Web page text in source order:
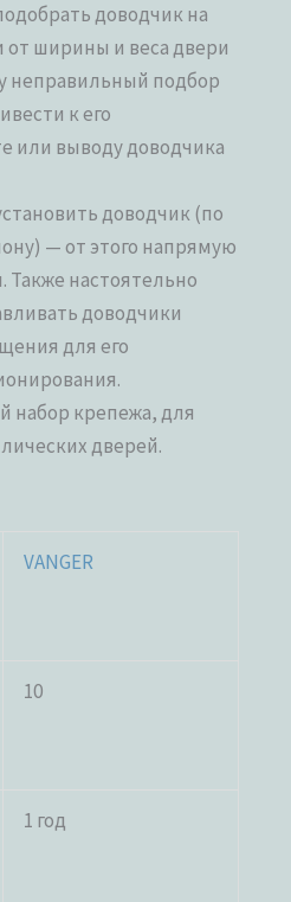
доводчик на
от ширины и веса двери
неправильный подбор
к его
или выводу доводчика
доводчик (по
— от этого напрямую
Также настоятельно
доводчики
для его
набор крепежа, для
дверей.
VANGER
10
1 год